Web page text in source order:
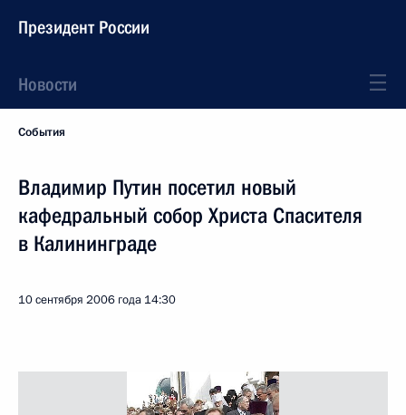
Президент России
Новости
События
Владимир Путин посетил новый
кафедральный собор Христа Спасителя
в Калининграде
10 сентября 2006 года 14:30